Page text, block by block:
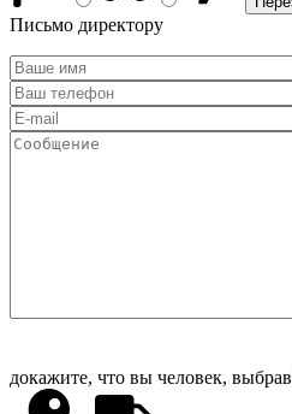
Письмо директору
докажите, что вы человек, выбрав